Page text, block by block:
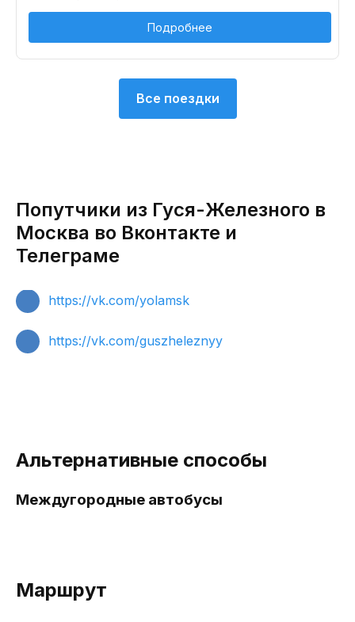
Подробнее
Все поездки
Попутчики из Гуся-Железного в
Москва во Вконтакте и
Телеграме
https://vk.com/yolamsk
https://vk.com/guszheleznyy
Альтернативные способы
Междугородные автобусы
Маршрут